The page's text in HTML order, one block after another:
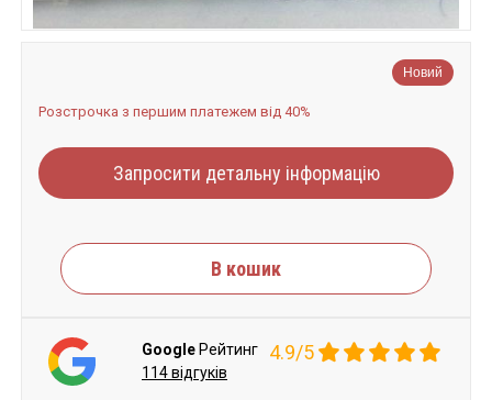
Новий
Розстрочка з першим платежем від 40%
Запросити детальну інформацію
В кошик
Google Рейтинг 4.9/5
114 відгуків